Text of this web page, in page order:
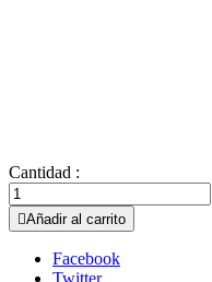
Cantidad :
Añadir al carrito
Facebook
Twitter